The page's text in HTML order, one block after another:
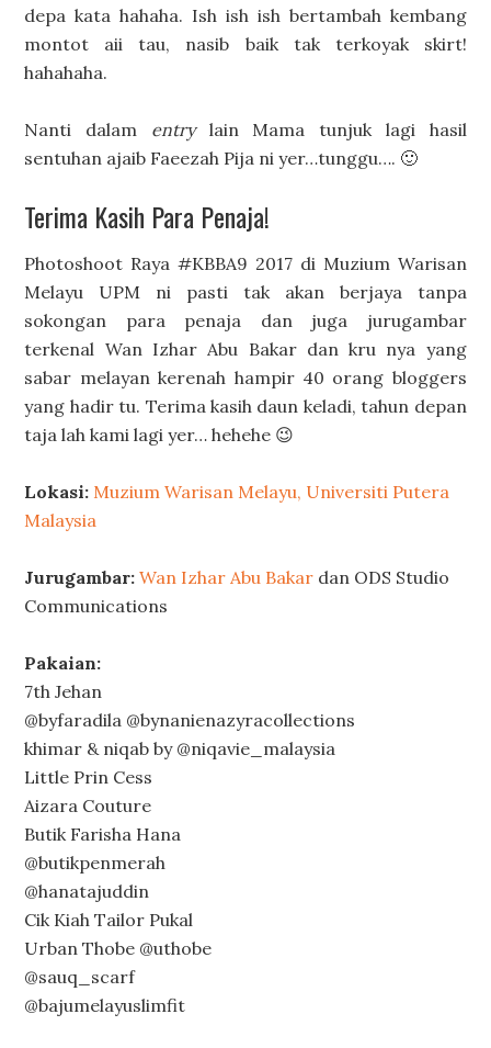
depa kata hahaha. Ish ish ish bertambah kembang
montot aii tau, nasib baik tak terkoyak skirt!
hahahaha.
Nanti dalam entrylain Mama tunjuk lagi hasil
sentuhan ajaib Faeezah Pija ni yer…tunggu…. 🙂
Terima Kasih Para Penaja!
Photoshoot Raya #KBBA9 2017 di Muzium Warisan
Melayu UPM ni pasti tak akan berjaya tanpa
sokongan para penaja dan juga jurugambar
terkenal Wan Izhar Abu Bakar dan kru nya yang
sabar melayan kerenah hampir 40 orang bloggers
yang hadir tu. Terima kasih daun keladi, tahun depan
taja lah kami lagi yer… hehehe 😉
Lokasi: Muzium Warisan Melayu, Universiti Putera
Malaysia
Jurugambar: Wan Izhar Abu Bakar dan ODS Studio
Communications
Pakaian:
7th Jehan
@byfaradila @bynanienazyracollections
khimar & niqab by @niqavie_malaysia
Little Prin Cess
Aizara Couture
Butik Farisha Hana
@butikpenmerah
@hanatajuddin
Cik Kiah Tailor Pukal
Urban Thobe @uthobe
@sauq_scarf
@bajumelayuslimfit